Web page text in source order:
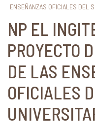
ENSEÑANZAS OFICIALES DEL
NP EL
PROYECTO
DE LAS
OFICIALES